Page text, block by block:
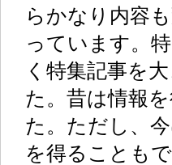
らかなり内容
っています。
く特集記事を
た。昔は情報
た。ただし、
を得ることも